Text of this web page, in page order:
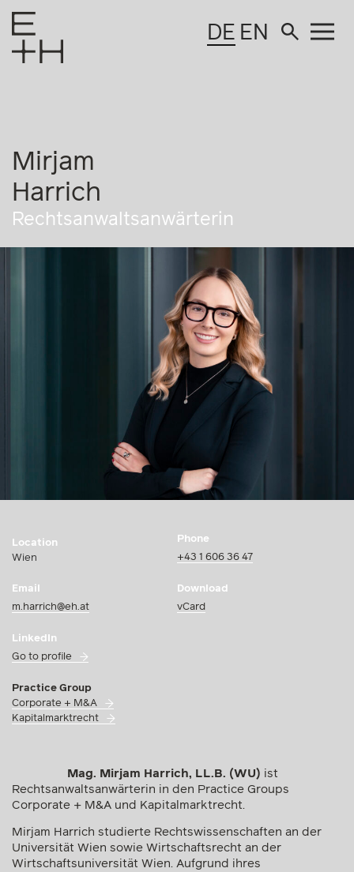
DE EN
Mirjam
Harrich
Rechtsanwaltsanwärterin
Location
Wien
Phone
+43 1 606 36 47
Email
m.harrich@eh.at
Download
vCard
LinkedIn
Go to profile
Practice Group
Corporate + M&A
Kapitalmarktrecht
Mag. Mirjam Harrich, LL.B. (WU) ist
Rechtsanwaltsanwärterin in den Practice Groups
Corporate + M&A und Kapitalmarktrecht.
Mirjam Harrich studierte Rechtswissenschaften an der
Universität Wien sowie Wirtschaftsrecht an der
Wirtschaftsuniversität Wien. Aufgrund ihres